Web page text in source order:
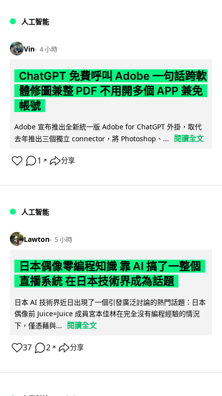
人工智能
Vin 4 小時
ChatGPT 免費呼叫 Adobe 一句話跨軟
體修圖兼整 PDF 不用開多個 APP 兼免
帳號
Adobe 宣布推出全新統一版 Adobe for ChatGPT 外掛，取代
去年推出三個獨立 connector，將 Photoshop、...
閱讀全文
1 ↗ 分享
人工智能
Lawton 5 小時
日本偶像零編程知識 靠 AI 搞了一整個
直播系統 在日本技術界成為話題
日本 AI 技術界近日出現了一個引發廣泛討論的熱門話題：日本
偶像前 Juice=Juice 成員宮本佳林在完全沒有編程經驗的情況
下，僅憑藉與...
閱讀全文
37 2 ↗ 分享